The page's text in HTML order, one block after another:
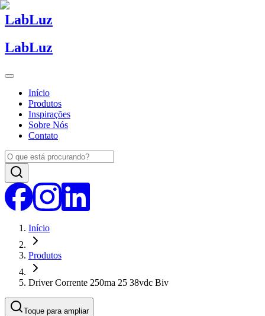
LabLuz
LabLuz
Início
Produtos
Inspirações
Sobre Nós
Contato
Início
Produtos
Driver Corrente 250ma 25 38vdc Biv
Toque para ampliar